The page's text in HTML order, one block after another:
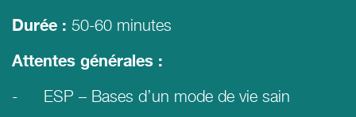
Durée : 50-60 minutes
Attentes générales :
ESP – Bases d’un mode de vie sain